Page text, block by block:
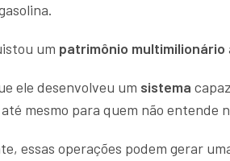
um patrimônio multimilionário
ele desenvolveu um sistema
até mesmo para quem não entende
essas operações podem gerar